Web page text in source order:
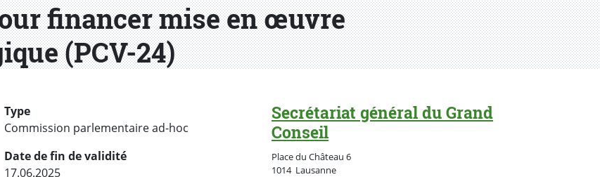
financer mise en œuvre
(PCV-24)
Type
Commission parlementaire ad-hoc
Date de fin de validité
17.06.2025
Secrétariat général du Grand
Conseil
Place du Château 6
1014 LausanneSuisse